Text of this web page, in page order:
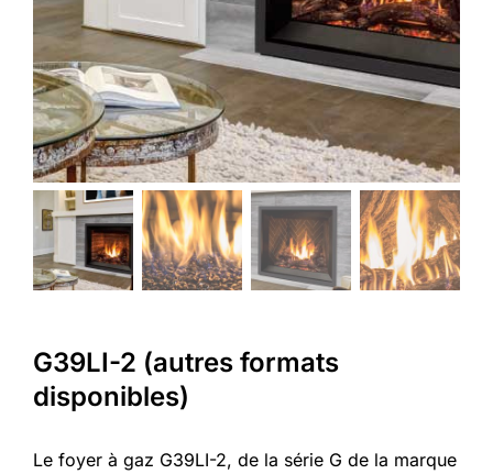
G39LI-2 (autres formats
disponibles)
Le foyer à gaz G39LI-2, de la série G de la marque